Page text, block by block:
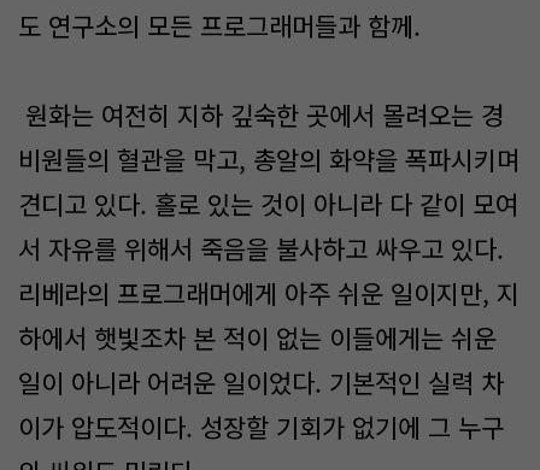
도 연구소의 모든 프로그래머들과 함께.
원화는 여전히 지하 깊숙한 곳에서 몰려오는 경
비원들의 혈관을 막고, 총알의 화약을 폭파시키며
견디고 있다. 홀로 있는 것이 아니라 다 같이 모여
서 자유를 위해서 죽음을 불사하고 싸우고 있다.
리베라의 프로그래머에게 아주 쉬운 일이지만, 지
하에서 햇빛조차 본 적이 없는 이들에게는 쉬운
일이 아니라 어려운 일이었다. 기본적인 실력 차
이가 압도적이다. 성장할 기회가 없기에 그 누구